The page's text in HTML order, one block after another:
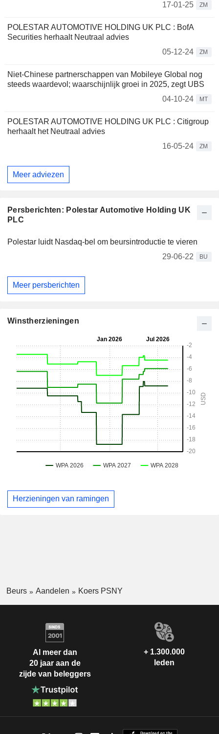
17-01-25
ZM
POLESTAR AUTOMOTIVE HOLDING UK PLC : BofA
Securities herhaalt Neutraal advies
05-12-24
ZM
Niet-Chinese partnerschappen van Mobileye Global nog
steeds waardevol; waarschijnlijk groei in 2025, zegt UBS
04-10-24
MT
POLESTAR AUTOMOTIVE HOLDING UK PLC : Citigroup
herhaalt het Neutraal advies
16-05-24
ZM
Meer adviezen
Persberichten: Polestar Automotive Holding UK
PLC
Polestar luidt Nasdaq-bel om beursintroductie te vieren
29-06-22
BU
Meer persberichten
Winstherzieningen
Herzieningen van ramingen
Beurs Aandelen Koers PSNY
Al meer dan
20 jaar aan de
zijde van beleggers
+ 1.300.000
leden